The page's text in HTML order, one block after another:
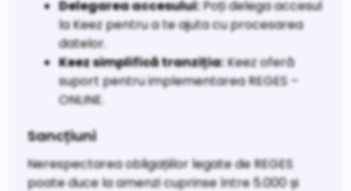
Delegarea accesului:Poți delega accesul
la Keez pentru a te ajuta cu procesarea
datelor.
Keez simplifică tranziția:Keez oferă
suport pentru implementarea REGES –
ONLINE.
Sancțiuni
Nerespectarea obligațiilor legate de REGES
poate duce la amenzi cuprinse între 5.000 și